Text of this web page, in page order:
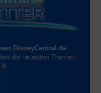
DisneyCentral.de
die neuesten Themen